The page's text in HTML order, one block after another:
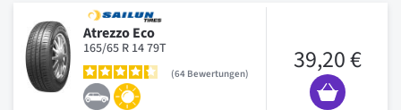
Atrezzo Eco
165/65 R 14 79T
64 Bewertungen 39,20 €